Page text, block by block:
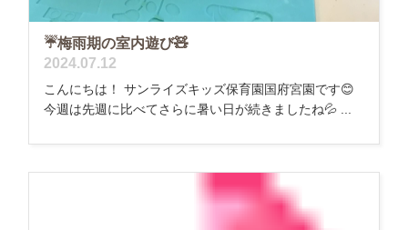
☔梅雨期の室内遊び🧸
2024.07.12
こんにちは！ サンライズキッズ保育園国府宮園です😊
今週は先週に比べてさらに暑い日が続きましたね💦 ...